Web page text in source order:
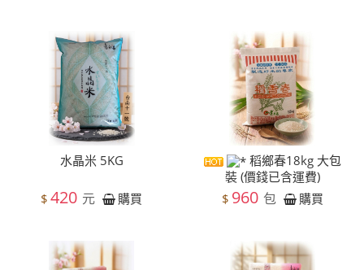
水晶米 5KG
$ 420 元 購買
稻鄉春18kg 大包
裝 (價錢已含運費)
$ 960 包 購買